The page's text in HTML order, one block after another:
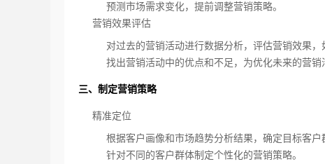
预测市场需求变化，提前调整营销策略。
营销效果评估
对过去的营销活动进行数据分析，评估营销效果，
找出营销活动中的优点和不足，为优化未来的营销
三、制定营销策略
精准定位
根据客户画像和市场趋势分析结果，确定目标客户
针对不同的客户群体制定个性化的营销策略。